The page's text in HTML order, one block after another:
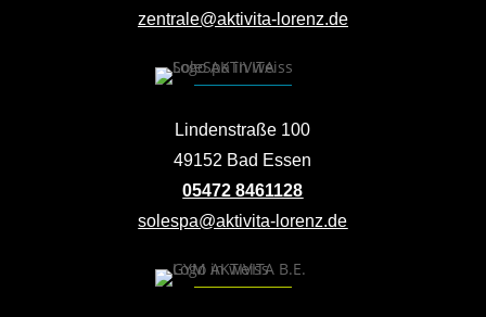
zentrale@aktivita-lorenz.de
Lindenstraße 100
49152 Bad Essen
05472 8461128
solespa@aktivita-lorenz.de